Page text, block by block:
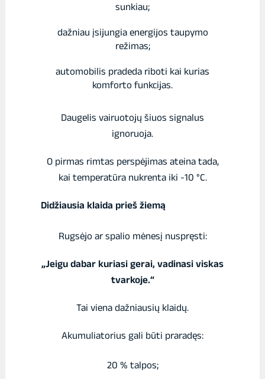
sunkiau;
dažniau įsijungia energijos taupymo
režimas;
automobilis pradeda riboti kai kurias
komforto funkcijas.
Daugelis vairuotojų šiuos signalus
ignoruoja.
O pirmas rimtas perspėjimas ateina tada,
kai temperatūra nukrenta iki -10 °C.
Didžiausia klaida prieš žiemą
Rugsėjo ar spalio mėnesį nuspręsti:
„Jeigu dabar kuriasi gerai, vadinasi viskas
tvarkoje.“
Tai viena dažniausių klaidų.
Akumuliatorius gali būti praradęs:
20 % talpos;